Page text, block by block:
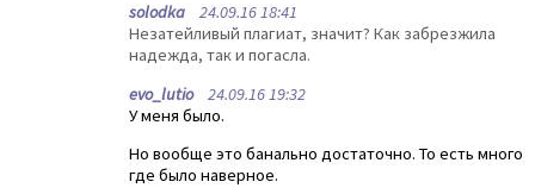
solodka 24.09.16 18:41
Незатейливый плагиат, значит? Как забрезжила
надежда, так и погасла.
evo_lutio24.09.16 19:32
У меня было.
Но вообще это банально достаточно. То есть много
где было наверное.